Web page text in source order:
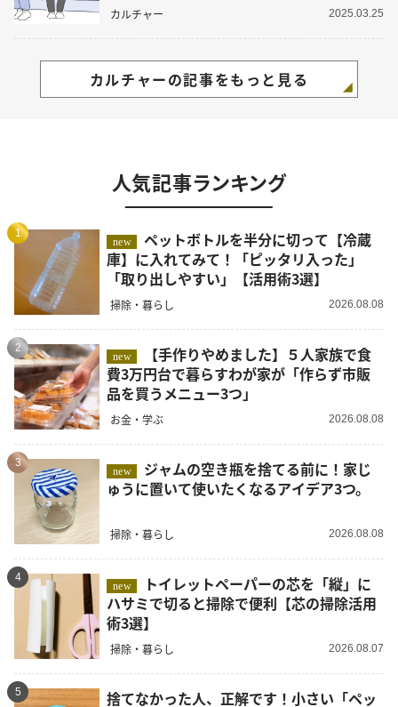
カルチャー 2025.03.25
カルチャーの記事をもっと見る
人気記事ランキング
1
new
ペットボトルを半分に切って【冷蔵
庫】に入れてみて！「ピッタリ入った」
「取り出しやすい」【活用術3選】
掃除・暮らし 2026.08.08
2
new
費3万円台で暮らすわが家が「作らず市販
品を買うメニュー3つ」
お金・学ぶ 2026.08.08
3
new
ゅうに置いて使いたくなるアイデア3つ。
掃除・暮らし 2026.08.08
4
new
ハサミで切ると掃除で便利【芯の掃除活用
術3選】
掃除・暮らし 2026.08.07
5
捨てなかった人、正解です！小さい「ペッ